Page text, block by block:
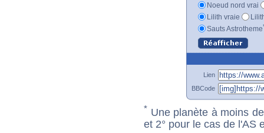
Noeud nord vrai
Lilith vraie
Sauts Astrotheme
Lien
BBCode
* Une planète à moins
et 2° pour le cas de l'AS